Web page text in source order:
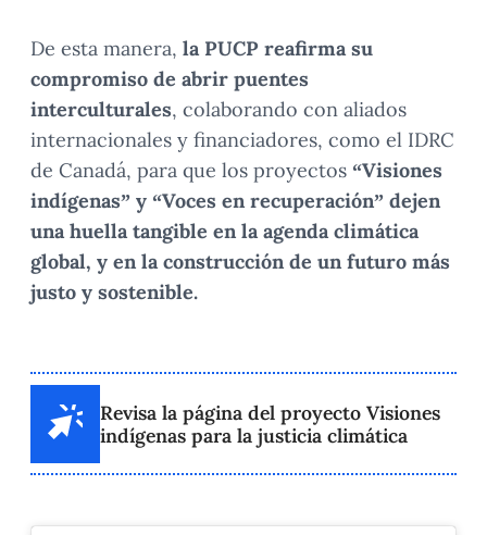
De esta manera, la PUCP reafirma su
compromiso de abrir puentes
interculturales, colaborando con aliados
internacionales y financiadores, como el IDRC
de Canadá, para que los proyectos “Visiones
indígenas” y “Voces en recuperación” dejen
una huella tangible en la agenda climática
global, y en la construcción de un futuro más
justo y sostenible.
Revisa la página del proyecto Visiones
indígenas para la justicia climática